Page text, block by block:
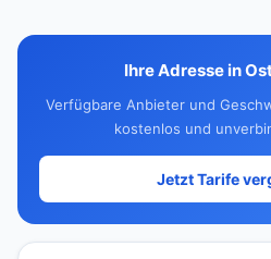
Ihre Adresse in
Verfügbare Anbieter und
kostenlos und
Jetzt Tarife